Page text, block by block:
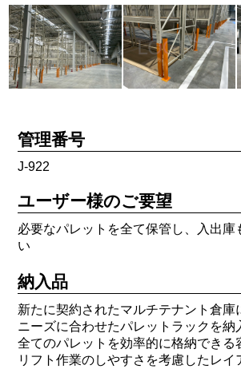
管理番号
J-922
ユーザー様のご要望
必要なパレットを全て保管し、入出庫
い
納入品
新たに契約されたマルチテナント倉庫
ニーズに合わせたパレットラックを納
全てのパレットを効率的に格納できる
リフト作業のしやすさを考慮したレイ